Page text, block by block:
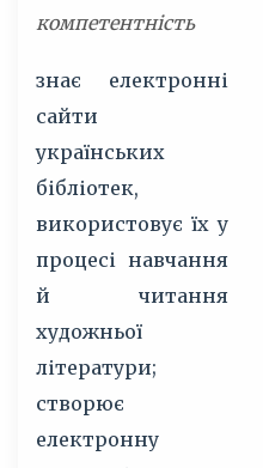
компетентність
знає електронні
сайти
українських
бібліотек,
використовує їх у
процесі навчання
й читання
художньої
літератури;
створює
електронну